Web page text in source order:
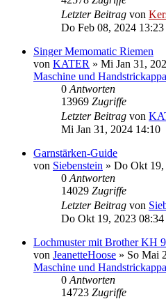
Letzter Beitrag von
Do Feb 08, 2024 13:23
Singer Memomatic Riemen
von KATER » Mi Jan 31,
Maschine und
0 Antworten
13969 Zugriffe
Letzter Beitrag von
Mi Jan 31, 2024 14:10
Garnstärken-Guide
von Siebenstein » Do Okt 19,
0 Antworten
14029 Zugriffe
Letzter Beitrag von
Do Okt 19, 2023 08:34
Lochmuster mit Brother KH
von JeanetteHoose » So Mai
Maschine und
0 Antworten
14723 Zugriffe